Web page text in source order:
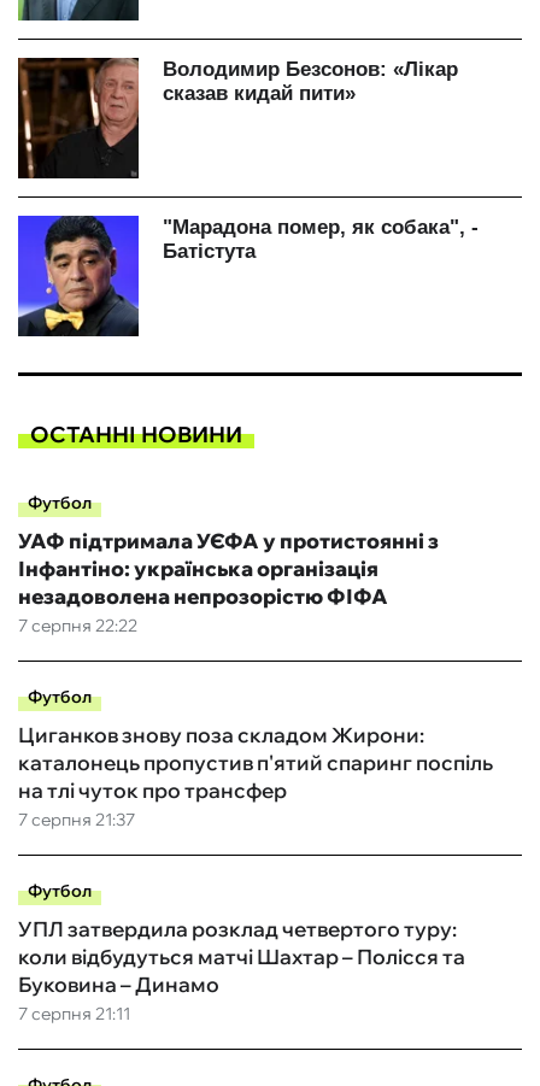
ОСТАННІ НОВИНИ
Футбол
7 серпня 22:22
УАФ підтримала УЄФА у протистоянні з
Інфантіно: українська організація
незадоволена непрозорістю ФІФА
Футбол
7 серпня 21:37
Циганков знову поза складом Жирони:
каталонець пропустив п'ятий спаринг поспіль
на тлі чуток про трансфер
Футбол
7 серпня 21:11
УПЛ затвердила розклад четвертого туру:
коли відбудуться матчі Шахтар – Полісся та
Буковина – Динамо